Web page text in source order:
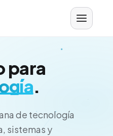
para
.
de tecnología
sistemas y